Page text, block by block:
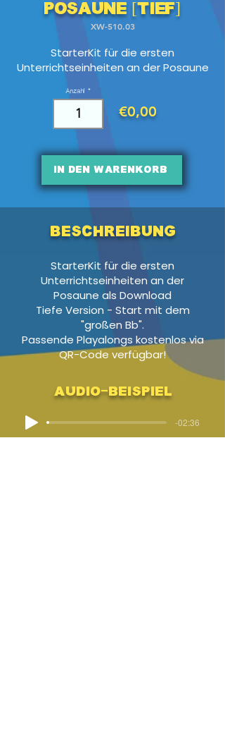
Posaune [TIEF]
XW-510.03
StarterKit für die ersten
Unterrichtseinheiten an der Posaune
Anzahl
€0,00
In den Warenkorb
Beschreibung
StarterKit für die ersten
Unterrichtseinheiten an der
Posaune als Download
Tiefe Version - Start mit dem
"großen Bb".
Passende Playalongs kostenlos via
QR-Code verfügbar!
Audio-Beispiel
-02:36